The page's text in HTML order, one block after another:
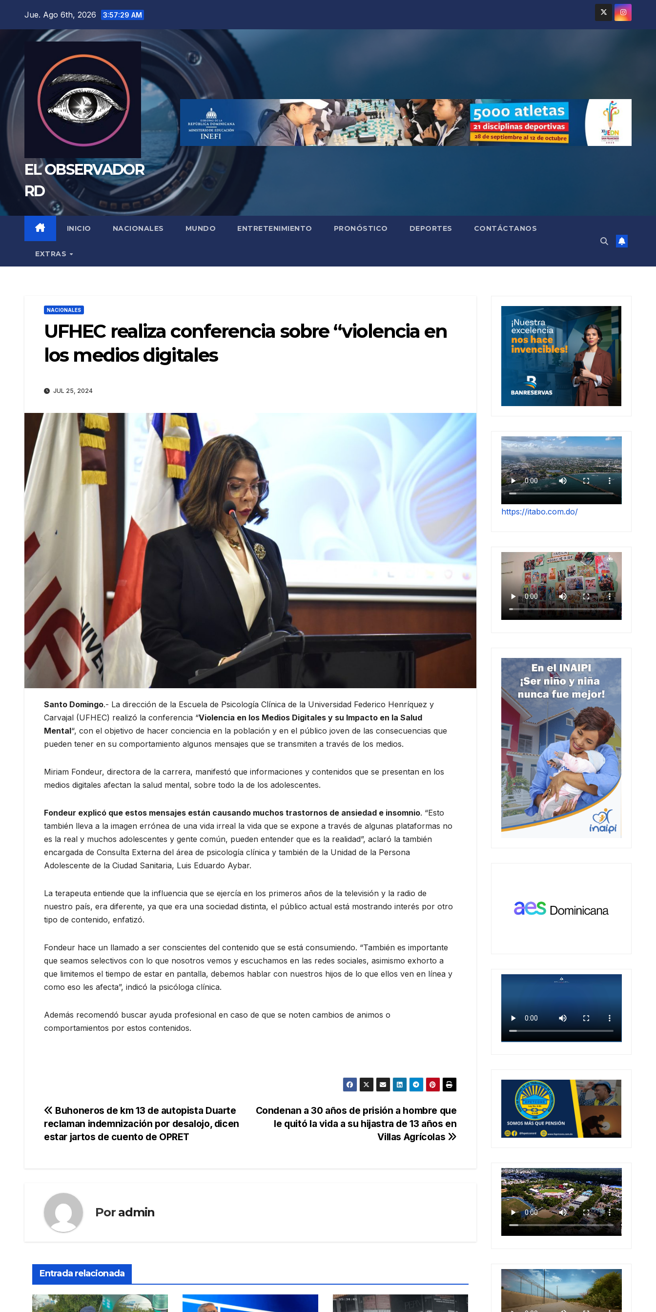
Jue. Ago 6th, 2026 3:57:31 AM
EL OBSERVADOR
RD
INICIO NACIONALES MUNDO ENTRETENIMIENTO PRONÓSTICO DEPORTES CONTÁCTANOS
EXTRAS
NACIONALES
UFHEC realiza conferencia sobre “violencia en
los medios digitales
JUL 25, 2024
Santo Domingo.- La dirección de la Escuela de Psicología Clínica de la Universidad Federico Henríquez y
Carvajal (UFHEC) realizó la conferencia “Violencia en los Medios Digitales y su Impacto en la Salud
Mental“, con el objetivo de hacer conciencia en la población y en el público joven de las consecuencias que
pueden tener en su comportamiento algunos mensajes que se transmiten a través de los medios.
Miriam Fondeur, directora de la carrera, manifestó que informaciones y contenidos que se presentan en los
medios digitales afectan la salud mental, sobre todo la de los adolescentes.
Fondeur explicó que estos mensajes están causando muchos trastornos de ansiedad e insomnio. “Esto
también lleva a la imagen errónea de una vida irreal la vida que se expone a través de algunas plataformas no
es la real y muchos adolescentes y gente común, pueden entender que es la realidad”, aclaró la también
encargada de Consulta Externa del área de psicología clínica y también de la Unidad de la Persona
Adolescente de la Ciudad Sanitaria, Luis Eduardo Aybar.
La terapeuta entiende que la influencia que se ejercía en los primeros años de la televisión y la radio de
nuestro país, era diferente, ya que era una sociedad distinta, el público actual está mostrando interés por otro
tipo de contenido, enfatizó.
Fondeur hace un llamado a ser conscientes del contenido que se está consumiendo. “También es importante
que seamos selectivos con lo que nosotros vemos y escuchamos en las redes sociales, asimismo exhorto a
que limitemos el tiempo de estar en pantalla, debemos hablar con nuestros hijos de lo que ellos ven en línea y
como eso les afecta”, indicó la psicóloga clínica.
Además recomendó buscar ayuda profesional en caso de que se noten cambios de animos o
comportamientos por estos contenidos.
Navegación
de
Condenan a 30 años de prisión a hombre que
le quitó la vida a su hijastra de 13 años en
Villas Agrícolas
Buhoneros de km 13 de autopista Duarte
reclaman indemnización por desalojo, dicen
estar jartos de cuento de OPRET
Por admin
Entrada relacionada
https://itabo.com.do/